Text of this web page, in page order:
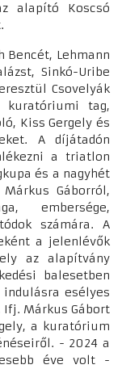
alapító Koscsó
Bencét, Lehmann
Sinkó-Uribe
Csovelyák
tag,
Kiss Gergely és
A díjátadón
a triatlon
és a nagyhét
Gáborról,
embersége,
számára. A
a jelenlévők
az alapítvány
balesetben
esélyes
Márkus Gábort
a kuratórium
- 2024 a
éve volt -